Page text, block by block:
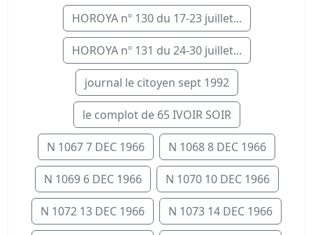
HOROYA nº 130 du 17-23 juillet...
HOROYA nº 131 du 24-30 juillet...
journal le citoyen sept 1992
le complot de 65 IVOIR SOIR
N 1067 7 DEC 1966 N 1068 8 DEC 1966
N 1069 6 DEC 1966 N 1070 10 DEC 1966
N 1072 13 DEC 1966 N 1073 14 DEC 1966